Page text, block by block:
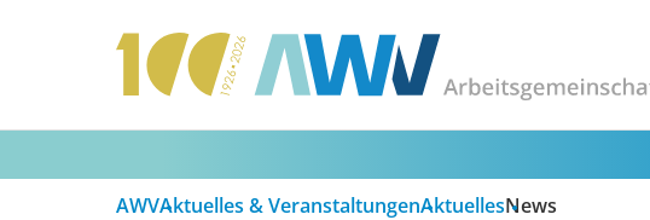
AWVAktuelles & VeranstaltungenAktuellesNews